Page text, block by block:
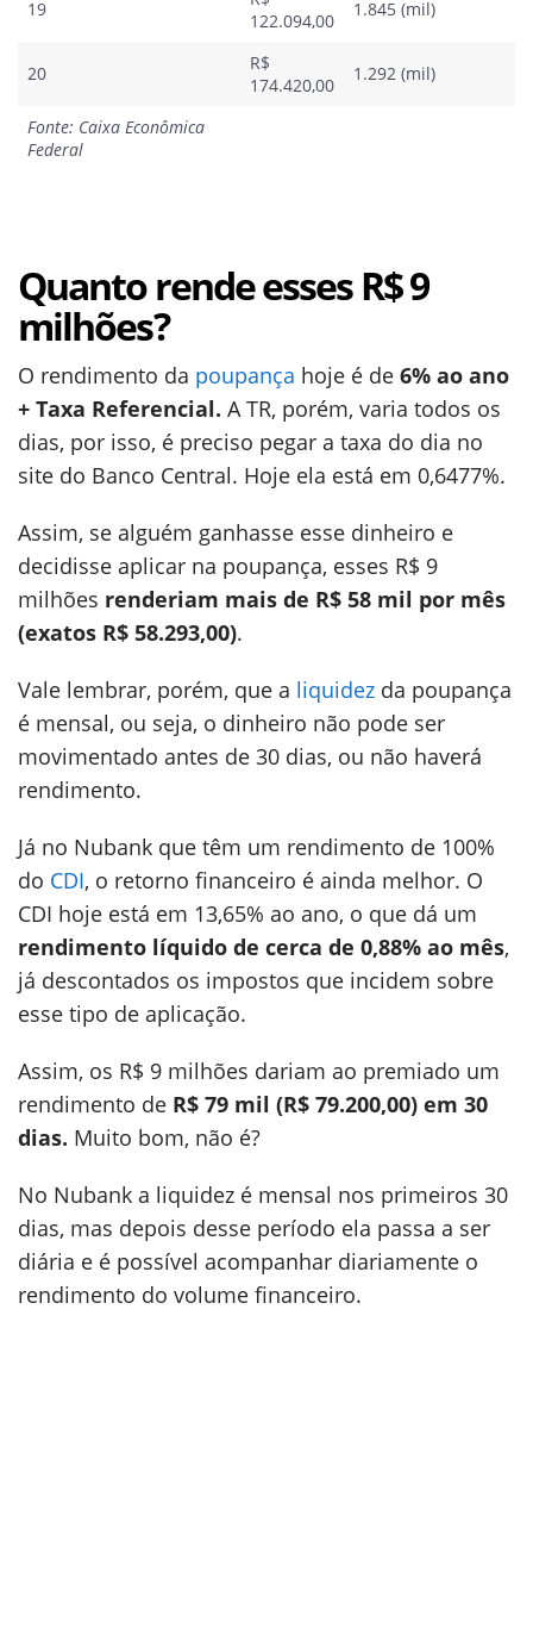
19
122.094,00
1.845 (mil)
20
R$
174.420,00
1.292 (mil)
Fonte: Caixa Econômica
Federal
Quanto rende esses R$ 9
milhões?
O rendimento da poupança hoje é de 6% ao ano
+ Taxa Referencial. A TR, porém, varia todos os
dias, por isso, é preciso pegar a taxa do dia no
site do Banco Central. Hoje ela está em 0,6477%.
Assim, se alguém ganhasse esse dinheiro e
decidisse aplicar na poupança, esses R$ 9
milhões renderiam mais de R$ 58 mil por mês
(exatos R$ 58.293,00).
Vale lembrar, porém, que a liquidez da poupança
é mensal, ou seja, o dinheiro não pode ser
movimentado antes de 30 dias, ou não haverá
rendimento.
Já no Nubank que têm um rendimento de 100%
do CDI, o retorno financeiro é ainda melhor. O
CDI hoje está em 13,65% ao ano, o que dá um
rendimento líquido de cerca de 0,88% ao mês,
já descontados os impostos que incidem sobre
esse tipo de aplicação.
Assim, os R$ 9 milhões dariam ao premiado um
rendimento de R$ 79 mil (R$ 79.200,00) em 30
dias. Muito bom, não é?
No Nubank a liquidez é mensal nos primeiros 30
dias, mas depois desse período ela passa a ser
diária e é possível acompanhar diariamente o
rendimento do volume financeiro.